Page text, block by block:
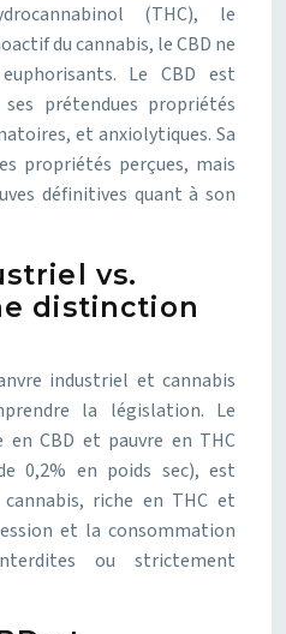
(THC), le
du cannabis, le CBD ne
Le CBD est
prétendues propriétés
et anxiolytiques. Sa
propriétés perçues, mais
définitives quant à son
vs.
distinction
industriel et cannabis
la législation. Le
CBD et pauvre en THC
0,2% en poids sec), est
riche en THC et
et la consommation
ou strictement